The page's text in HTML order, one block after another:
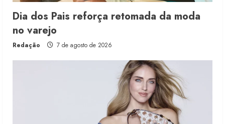
Dia dos Pais reforça retomada da moda
no varejo
Redação 7 de agosto de 2026